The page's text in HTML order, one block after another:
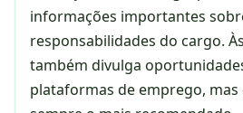
informações importantes
responsabilidades do cargo.
também divulga
plataformas de emprego, mas